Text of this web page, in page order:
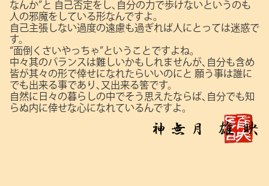
なんか”と 自己否定をし､自分の力で歩けないというのも
人の邪魔をしている形なんですよ。
自己主張しない過度の遠慮も過ぎれば人にとっては迷惑で
す。
“面倒くさいやっちゃ”ということですよね。
中々其のバランスは難しいかもしれませんが､自分も含め
皆が其々の形で倖せになれたらいいのにと 願う事は誰に
でも出来る事であり､又出来る筈です。
自然に日々の暮らしの中でそう思えたならば､自分でも知
らぬ内に倖せな心になれているんですよ。